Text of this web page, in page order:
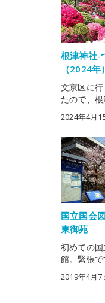
根津神社-
（2024年）
文京区に
たので、
2024年4月
国立国会
東御苑
初めての
館。緊張で
2019年4月7